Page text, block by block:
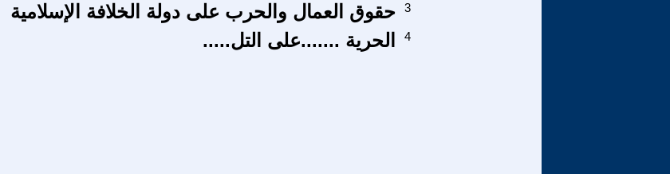
حقوق العمال والحرب على دولة الخلافة الإسلامية 3
الحرية .......على التل..... 4